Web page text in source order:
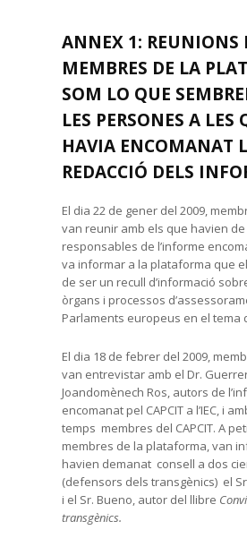
ANNEX 1: REUNIONS
MEMBRES DE LA
SOM LO QUE
LES PERSONES A LES
HAVIA ENCOMANAT
REDACCIÓ DELS
El dia 22 de gener del 2009,
van reunir amb els que havien
responsables de l’informe
va informar a la plataforma que
de ser un recull d’informació
òrgans i processos
Parlaments europeus en el tema
El dia 18 de febrer del 2009,
van entrevistar amb el Dr.
Joandomènech Ros, autors de
encomanat pel CAPCIT a l’IEC, i
temps membres del CAPCIT. A
membres de la plataforma, van
havien demanat consell a dos
(defensors dels transgènics) el
i el Sr. Bueno, autor del llibre
transgènics.